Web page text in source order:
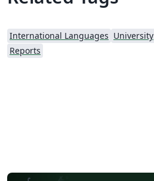
International Languages University
Reports